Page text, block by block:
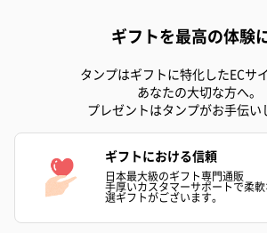
お酒を同梱してお届けいたします。
※20歳未満の方への酒類の販売はいたしませ
ギフトを最高の体験に
タンプはギフトに特化したECサ
あなたの大切な方へ。
プレゼントはタンプがお手伝い
ギフトにおける信頼
日本最大級のギフト専門通販
手厚いカスタマーサポートで柔
選ギフトがございます。